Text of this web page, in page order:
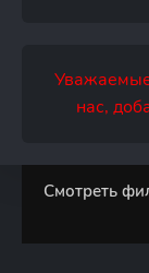
Уважаемые
нас,
Смотреть